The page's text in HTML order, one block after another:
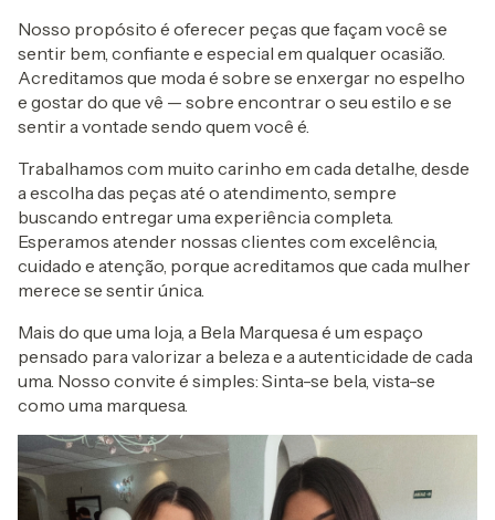
Nosso propósito é oferecer peças que façam você se
sentir bem, confiante e especial em qualquer ocasião.
Acreditamos que moda é sobre se enxergar no espelho
e gostar do que vê — sobre encontrar o seu estilo e se
sentir a vontade sendo quem você é.
Trabalhamos com muito carinho em cada detalhe, desde
a escolha das peças até o atendimento, sempre
buscando entregar uma experiência completa.
Esperamos atender nossas clientes com excelência,
cuidado e atenção, porque acreditamos que cada mulher
merece se sentir única.
Mais do que uma loja, a Bela Marquesa é um espaço
pensado para valorizar a beleza e a autenticidade de cada
uma. Nosso convite é simples: Sinta-se bela, vista-se
como uma marquesa.